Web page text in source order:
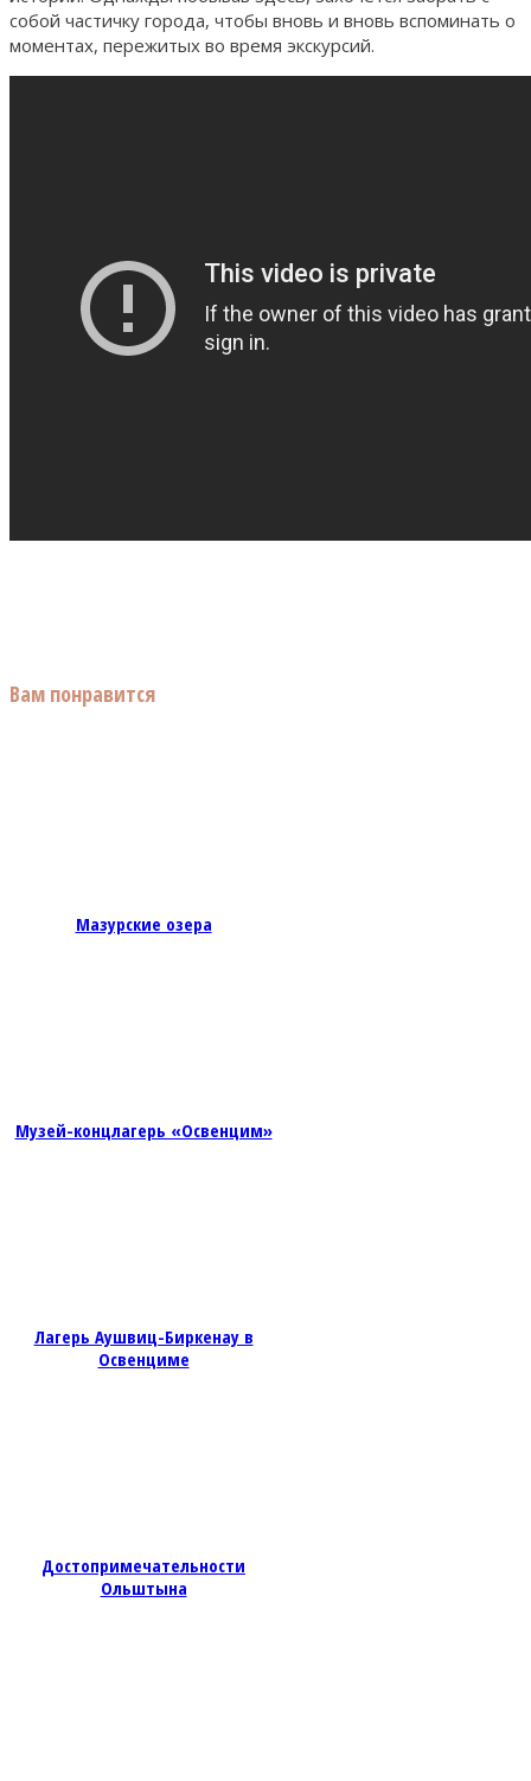
собой частичку города, чтобы вновь и вновь вспоминать о
моментах, пережитых во время экскурсий.
Вам понравится
Мазурские озера
Музей-концлагерь «Освенцим»
Лагерь Аушвиц-Биркенау в
Освенциме
Достопримечательности
Ольштына